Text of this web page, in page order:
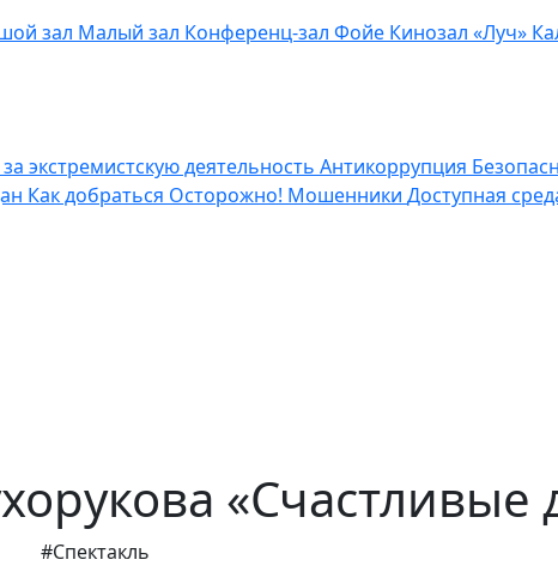
зал Малый зал Конференц-зал Фойе Кинозал «Луч»
экстремистскую деятельность Антикоррупция
Как добраться Осторожно! Мошенники Доступная
«Счастливые
#Спектакль